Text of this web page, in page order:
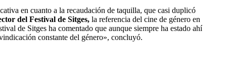
en cuanto a la recaudación de taquilla, que casi duplicó
del Festival de Sitges, la referencia del cine de género en
de Sitges ha comentado que aunque siempre ha estado ahí
constante del género», concluyó.